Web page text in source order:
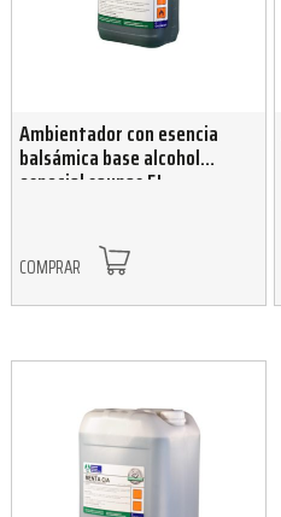
Ambientador con esencia
balsámica base alcohol
especial saunas 5L
COMPRAR